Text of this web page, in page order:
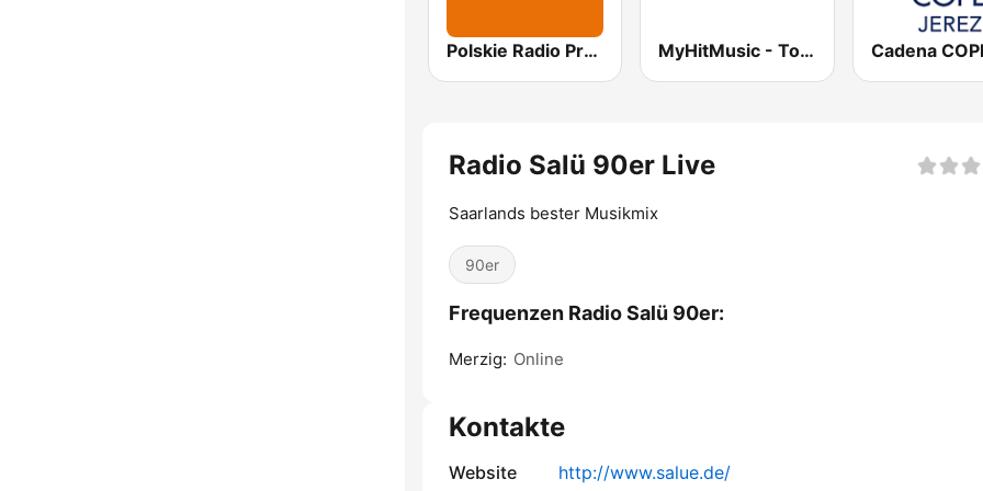
Polskie Radio Program I (PR1) Jedynka MyHitMusic - Toms Club 90s
Radio Salü 90er Live
Saarlands bester Musikmix
90er
Frequenzen Radio Salü 90er:
Merzig: Online
Kontakte
Website http://www.salue.de/